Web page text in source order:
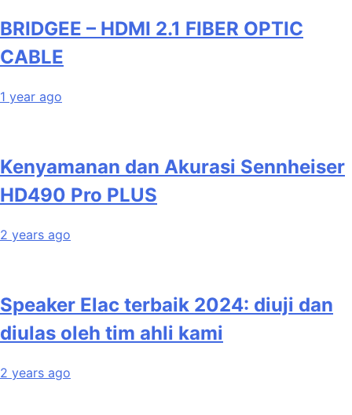
BRIDGEE – HDMI 2.1 FIBER OPTIC
CABLE
1 year ago
Kenyamanan dan Akurasi Sennheiser
HD490 Pro PLUS
2 years ago
Speaker Elac terbaik 2024: diuji dan
diulas oleh tim ahli kami
2 years ago